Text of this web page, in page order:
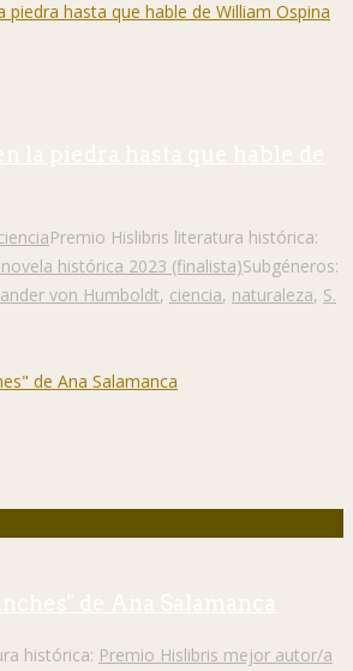
la piedra hasta que hable de
Premio Hislibris literatura histórica:
histórica 2023 (finalista)Subgéneros:
von Humboldt, ciencia, naturaleza, S.
de Ana Salamanca
histórica: Premio Hislibris mejor autor/a